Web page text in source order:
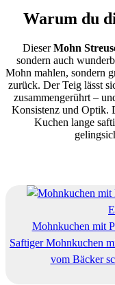
Warum du
DieserMohn
sondern auch
Mohn mahlen, sondern
zurück. Der Teig lässt
zusammengerührt –
Konsistenz und Optik.
Kuchen lange
Mohnkuchen mit
Saftiger Mohnkuchen
vom Bäcker